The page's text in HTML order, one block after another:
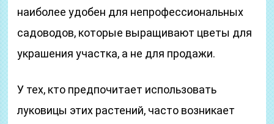
наиболее удобен для непрофессиональных
садоводов, которые выращивают цветы для
украшения участка, а не для продажи.
У тех, кто предпочитает использовать
луковицы этих растений, часто возникает